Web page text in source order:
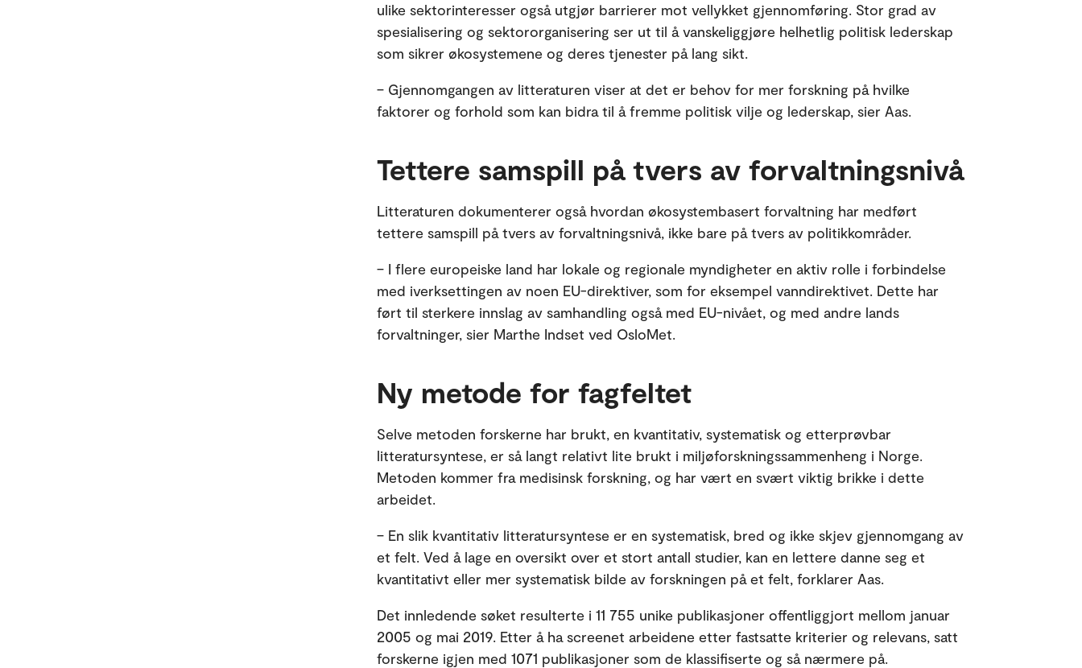
ulike sektorinteresser også utgjør barrierer mot vellykket gjennomføring. Stor grad av
spesialisering og sektororganisering ser ut til å vanskeliggjøre helhetlig politisk lederskap
som sikrer økosystemene og deres tjenester på lang sikt.
– Gjennomgangen av litteraturen viser at det er behov for mer forskning på hvilke
faktorer og forhold som kan bidra til å fremme politisk vilje og lederskap, sier Aas.
Tettere samspill på tvers av forvaltningsnivå
Litteraturen dokumenterer også hvordan økosystembasert forvaltning har medført
tettere samspill på tvers av forvaltningsnivå, ikke bare på tvers av politikkområder.
– I flere europeiske land har lokale og regionale myndigheter en aktiv rolle i forbindelse
med iverksettingen av noen EU-direktiver, som for eksempel vanndirektivet. Dette har
ført til sterkere innslag av samhandling også med EU-nivået, og med andre lands
forvaltninger, sier Marthe Indset ved OsloMet.
Ny metode for fagfeltet
Selve metoden forskerne har brukt, en kvantitativ, systematisk og etterprøvbar
litteratursyntese, er så langt relativt lite brukt i miljøforskningssammenheng i Norge.
Metoden kommer fra medisinsk forskning, og har vært en svært viktig brikke i dette
arbeidet.
– En slik kvantitativ litteratursyntese er en systematisk, bred og ikke skjev gjennomgang av
et felt. Ved å lage en oversikt over et stort antall studier, kan en lettere danne seg et
kvantitativt eller mer systematisk bilde av forskningen på et felt, forklarer Aas.
Det innledende søket resulterte i 11 755 unike publikasjoner offentliggjort mellom januar
2005 og mai 2019. Etter å ha screenet arbeidene etter fastsatte kriterier og relevans, satt
forskerne igjen med 1071 publikasjoner som de klassifiserte og så nærmere på.